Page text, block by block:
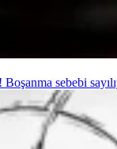
sebebi